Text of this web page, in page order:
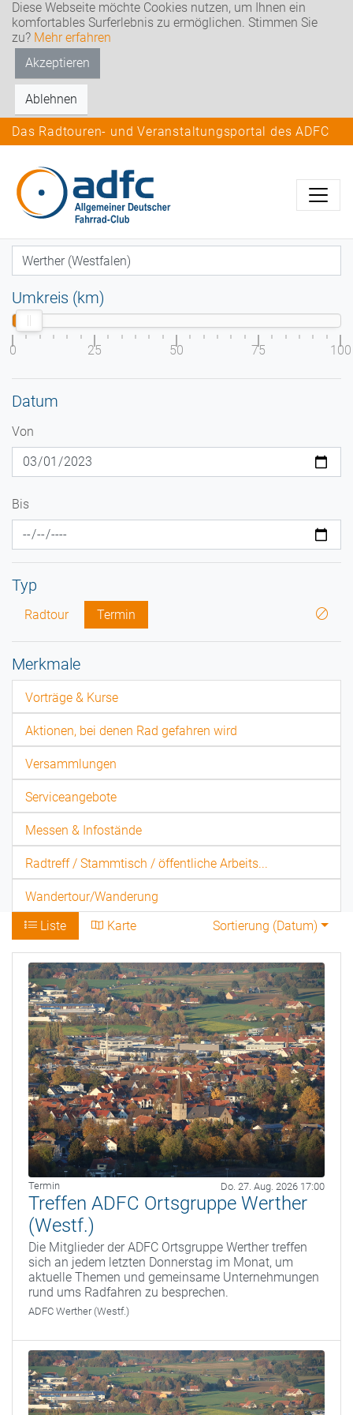
Diese Webseite möchte Cookies nutzen, um Ihnen ein
komfortables Surferlebnis zu ermöglichen. Stimmen Sie
zu? Mehr erfahren
Akzeptieren
Ablehnen
Das Radtouren- und Veranstaltungsportal des ADFC
Umkreis (km)
0 25 50 75 100
Datum
Von
Bis
Typ
Radtour Termin
Merkmale
Vorträge & Kurse
Aktionen, bei denen Rad gefahren wird
Versammlungen
Serviceangebote
Messen & Infostände
Radtreff / Stammtisch / öffentliche Arbeits...
Wandertour/Wanderung
Liste
Karte Sortierung (Datum)
Termin Do. 27. Aug. 2026 17:00
Treffen ADFC Ortsgruppe Werther
(Westf.)
Die Mitglieder der ADFC Ortsgruppe Werther treffen
sich an jedem letzten Donnerstag im Monat, um
aktuelle Themen und gemeinsame Unternehmungen
rund ums Radfahren zu besprechen.
ADFC Werther (Westf.)